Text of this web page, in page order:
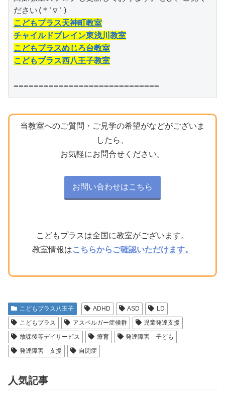
こどもプラス天神町教室
チャイルドブレイン東浅川教室
こどもプラスめじろ台教室
こどもプラス西八王子教室
=============================
当教室へのご質問・ご見学の希望がなどがございま
したら、
お気軽にお問合せください。
お問い合わせはこちら
こどもプラスは全国に教室がございます。
教室情報はこちらからご確認いただけます。
こどもプラス八王子 ADHD ASD
LD
こどもプラス
アスペルガー症候群
児童発達支援
放課後等デイサービス
療育
発達障害 子ども
発達障害 支援
自閉症
人気記事